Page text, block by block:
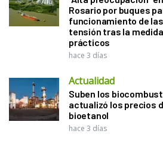
Rosario por buques
funcionamiento de
tensión tras la
prácticos
hace 3 días
Actualidad
Suben los
actualizó los precios
bioetanol
hace 3 días